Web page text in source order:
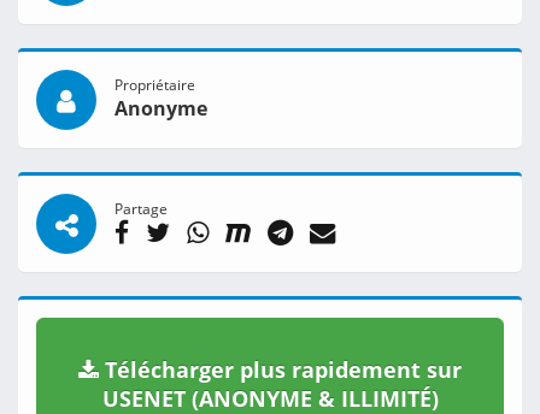
Propriétaire
Anonyme
Partage
Télécharger plus rapidement sur
USENET (ANONYME & ILLIMITÉ)